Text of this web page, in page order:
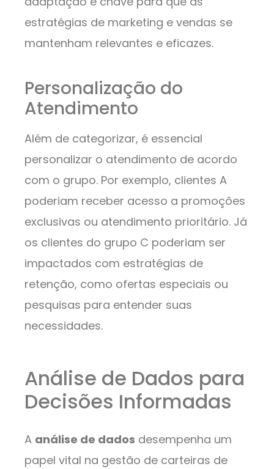
estratégias de marketing e vendas se
mantenham relevantes e eficazes.
Personalização do
Atendimento
Além de categorizar, é essencial
personalizar o atendimento de acordo
com o grupo. Por exemplo, clientes A
poderiam receber acesso a promoções
exclusivas ou atendimento prioritário. Já
os clientes do grupo C poderiam ser
impactados com estratégias de
retenção, como ofertas especiais ou
pesquisas para entender suas
necessidades.
Análise de Dados para
Decisões Informadas
A análise de dados desempenha um
papel vital na gestão de carteiras de